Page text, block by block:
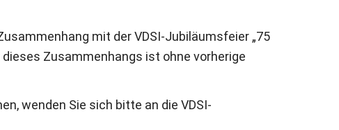
mit der VDSI-Jubiläumsfeier „75
Zusammenhangs ist ohne vorherige
wenden Sie sich bitte an die VDSI-